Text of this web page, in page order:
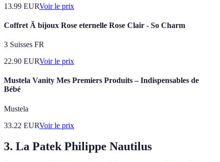
13.99 EURVoir le prix
Coffret Ã bijoux Rose eternelle Rose Clair - So Charm
3 Suisses FR
22.90 EURVoir le prix
Mustela Vanity Mes Premiers Produits – Indispensables de
Bébé
Mustela
33.22 EURVoir le prix
3. La Patek Philippe Nautilus